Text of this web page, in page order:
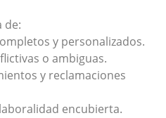
de:
y personalizados.
o ambiguas.
y reclamaciones
encubierta.